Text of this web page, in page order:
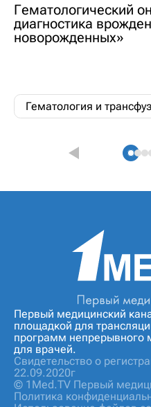
Гематологический
диагностика
новорожденных»
Гематология и
Первый медицинский
площадкой для
программ непрерывного
для врачей.
Свидетельство о
22.09.2020г
© 1Med.TV Первый
Политика